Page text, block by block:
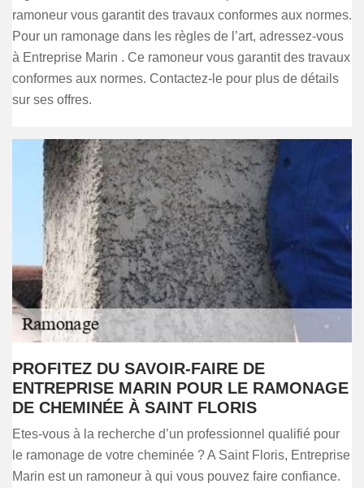
ramoneur vous garantit des travaux conformes aux normes.
Pour un ramonage dans les règles de l’art, adressez-vous
à Entreprise Marin . Ce ramoneur vous garantit des travaux
conformes aux normes. Contactez-le pour plus de détails
sur ses offres.
PROFITEZ DU SAVOIR-FAIRE DE
ENTREPRISE MARIN POUR LE RAMONAGE
DE CHEMINÉE À SAINT FLORIS
Etes-vous à la recherche d’un professionnel qualifié pour
le ramonage de votre cheminée ? A Saint Floris, Entreprise
Marin est un ramoneur à qui vous pouvez faire confiance.